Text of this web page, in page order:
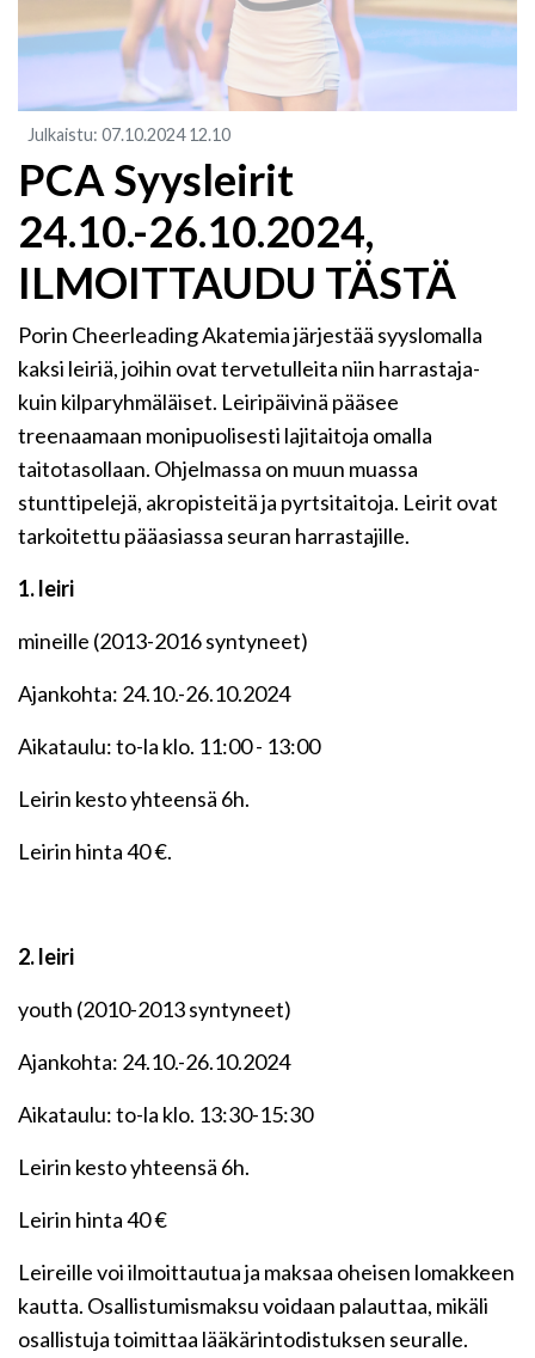
Julkaistu: 07.10.2024 12.10
PCA Syysleirit
24.10.-26.10.2024,
ILMOITTAUDU TÄSTÄ
Porin Cheerleading Akatemia järjestää syyslomalla
kaksi leiriä, joihin ovat tervetulleita niin harrastaja-
kuin kilparyhmäläiset. Leiripäivinä pääsee
treenaamaan monipuolisesti lajitaitoja omalla
taitotasollaan. Ohjelmassa on muun muassa
stunttipelejä, akropisteitä ja pyrtsitaitoja. Leirit ovat
tarkoitettu pääasiassa seuran harrastajille.
1. leiri
mineille (2013-2016 syntyneet)
Ajankohta: 24.10.-26.10.2024
Aikataulu: to-la klo. 11:00 - 13:00
Leirin kesto yhteensä 6h.
Leirin hinta 40 €.
2. leiri
youth (2010-2013 syntyneet)
Ajankohta: 24.10.-26.10.2024
Aikataulu: to-la klo. 13:30-15:30
Leirin kesto yhteensä 6h.
Leirin hinta 40 €
Leireille voi ilmoittautua ja maksaa oheisen lomakkeen
kautta. Osallistumismaksu voidaan palauttaa, mikäli
osallistuja toimittaa lääkärintodistuksen seuralle.